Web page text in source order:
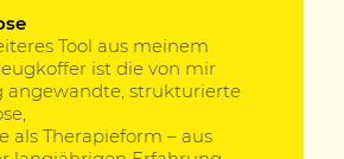
Tool aus meinem
ist die von mir
angewandte, strukturierte
als Therapieform – aus